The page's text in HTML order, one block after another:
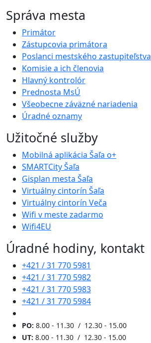
Správa mesta
Primátor
Zástupcovia primátora
Poslanci mestského zastupiteľstva
Komisie a ich členovia
Hlavný kontrolór
Prednosta MsÚ
Všeobecne záväzné nariadenia
Úradné oznamy
Užitočné služby
Mobilná aplikácia Šaľa o+
SMARTCity Šaľa
Gisplan mesta Šaľa
Virtuálny cintorín Šaľa
Virtuálny cintorín Veča
Wifi v meste zadarmo
Wifi4EU
Úradné hodiny, kontakt
+421 / 31 770 5981
+421 / 31 770 5982
+421 / 31 770 5983
+421 / 31 770 5984
PO: 8.00 - 11.30 / 12.30 - 15.00
UT: 8.00 - 11.30 / 12.30 - 15.00